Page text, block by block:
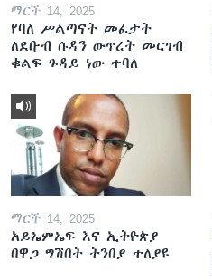
ማርች 14, 2025
የባለ ሥልጣናት መፈታት
ለደቡብ ሱዳን ውጥረት መርገብ
ቁልፍ ጉዳይ ነው ተባለ
ማርች 14, 2025
አይኤምኤፍ እና ኢትዮጵያ
በዋጋ ግሽበት ትንበያ ተለያዩ